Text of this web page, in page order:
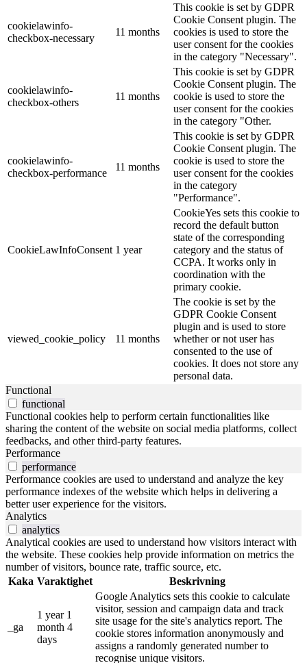
cookielawinfo-
checkbox-necessary
11 months
This cookie is set by GDPR
Cookie Consent plugin. The
cookies is used to store the
user consent for the cookies
in the category "Necessary".
cookielawinfo-
checkbox-others
11 months
This cookie is set by GDPR
Cookie Consent plugin. The
cookie is used to store the
user consent for the cookies
in the category "Other.
cookielawinfo-
checkbox-performance
11 months
This cookie is set by GDPR
Cookie Consent plugin. The
cookie is used to store the
user consent for the cookies
in the category
"Performance".
CookieLawInfoConsent 1 year
CookieYes sets this cookie to
record the default button
state of the corresponding
category and the status of
CCPA. It works only in
coordination with the
primary cookie.
viewed_cookie_policy 11 months
The cookie is set by the
GDPR Cookie Consent
plugin and is used to store
whether or not user has
consented to the use of
cookies. It does not store any
personal data.
Functional
functional
Functional cookies help to perform certain functionalities like
sharing the content of the website on social media platforms, collect
feedbacks, and other third-party features.
Performance
performance
Performance cookies are used to understand and analyze the key
performance indexes of the website which helps in delivering a
better user experience for the visitors.
Analytics
analytics
Analytical cookies are used to understand how visitors interact with
the website. These cookies help provide information on metrics the
number of visitors, bounce rate, traffic source, etc.
Kaka Varaktighet Beskrivning
_ga
1 year 1
month 4
days
Google Analytics sets this cookie to calculate
visitor, session and campaign data and track
site usage for the site's analytics report. The
cookie stores information anonymously and
assigns a randomly generated number to
recognise unique visitors.